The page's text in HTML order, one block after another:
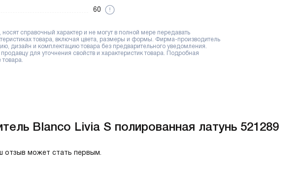
60
справочный характер и не могут в полной мере передавать
товара, включая цвета, размеры и формы. Фирма-производитель
дизайн и комплектацию товара без предварительного уведомления.
для уточнения свойств и характеристик товара. Подробная
Blanco Livia S полированная латунь 521289
отзыв может стать первым.